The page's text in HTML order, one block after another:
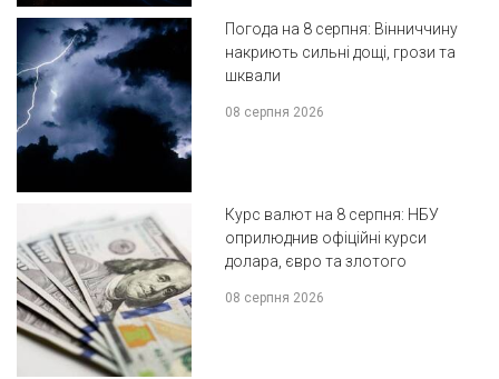
Погода на 8 серпня: Вінниччину
накриють сильні дощі, грози та
шквали
08 серпня 2026
Курс валют на 8 серпня: НБУ
оприлюднив офіційні курси
долара, євро та злотого
08 серпня 2026